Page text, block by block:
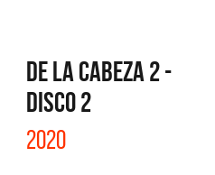
DE LA CABEZA 2 -
DISCO 2
2020